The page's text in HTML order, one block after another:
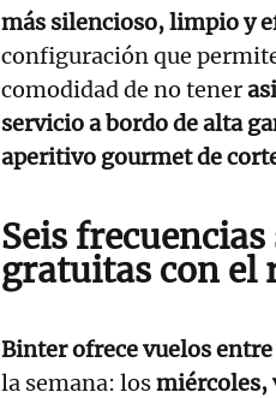
más silencioso, limpio y
configuración que
comodidad de no tener
servicio a bordo de alta
aperitivo gourmet de
Seis
gratuitas con el
Binter ofrece vuelos
la semana: losmiércoles,